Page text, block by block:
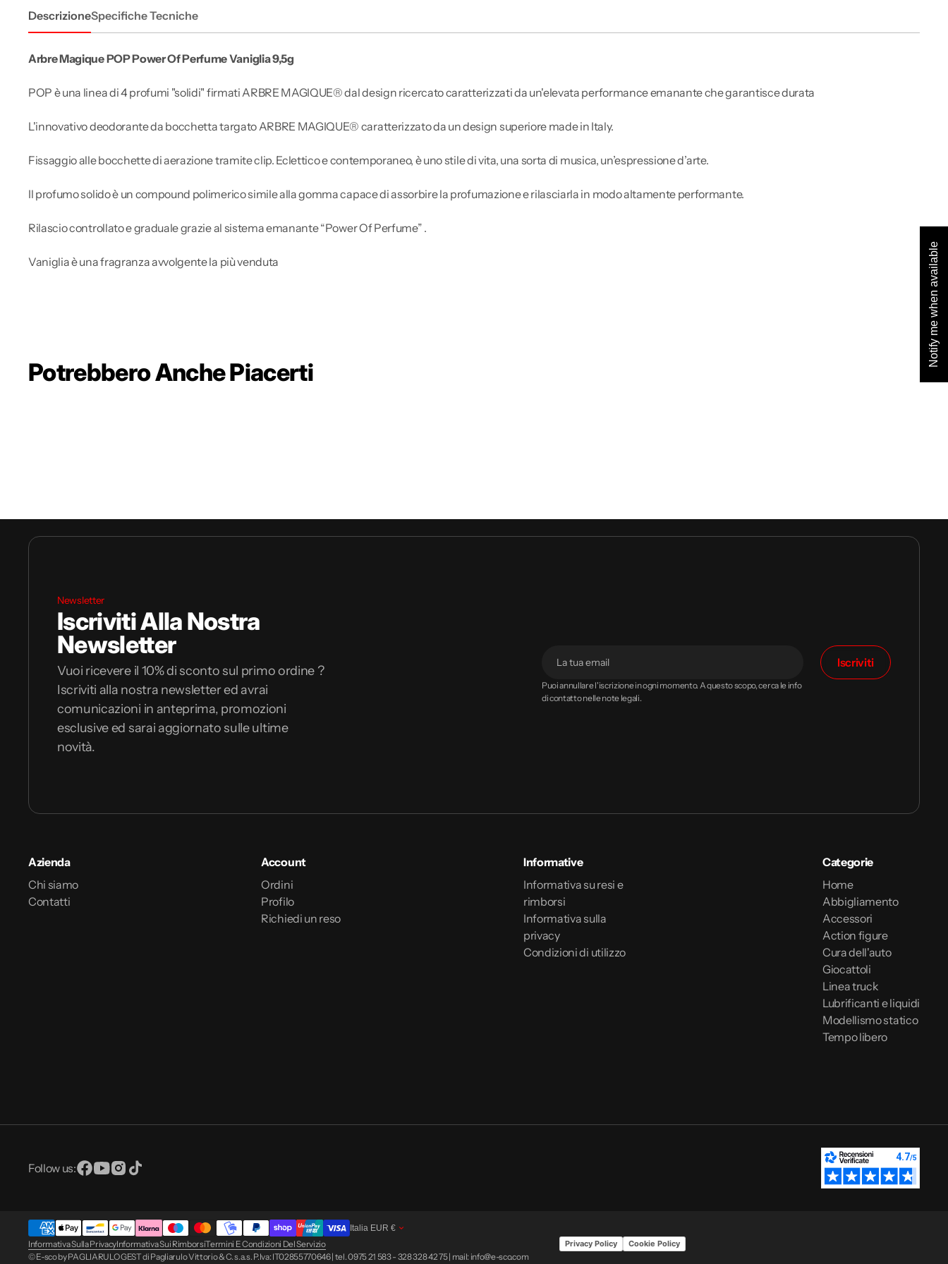
DescrizioneSpecifiche Tecniche
Arbre Magique POP Power Of Perfume Vaniglia 9,5g
POP è una linea di 4 profumi "solidi" firmati ARBRE MAGIQUE® dal design ricercato caratterizzati da un'elevata performance emanante che garantisce durata
L'innovativo deodorante da bocchetta targato ARBRE MAGIQUE® caratterizzato da un design superiore made in Italy.
Fissaggio alle bocchette di aerazione tramite clip. Eclettico e contemporaneo, è uno stile di vita, una sorta di musica, un’espressione d’arte.
Il profumo solido è un compound polimerico simile alla gomma capace di assorbire la profumazione e rilasciarla in modo altamente performante.
Rilascio controllato e graduale grazie al sistema emanante “Power Of Perfume” .
Vaniglia è una fragranza avvolgente la più venduta
Potrebbero Anche Piacerti
Newsletter
Iscriviti Alla Nostra
Newsletter
Vuoi ricevere il 10% di sconto sul primo ordine ?
Iscriviti alla nostra newsletter ed avrai
comunicazioni in anteprima, promozioni
esclusive ed sarai aggiornato sulle ultime
novità.
Il
tuo
Iscriviti
Puoi annullare l'iscrizione in ogni momento. A questo scopo, cerca le info
di contatto nelle note legali.
Azienda
Chi siamo
Contatti
Account
Ordini
Profilo
Richiedi un reso
Informative
Informativa su resi e
rimborsi
Informativa sulla
privacy
Condizioni di utilizzo
Categorie
Home
Abbigliamento
Accessori
Action figure
Cura dell'auto
Giocattoli
Linea truck
Lubrificanti e liquidi
Modellismo statico
Tempo libero
Follow us:
Facebook
YouTube
Instagram
TikTok
Italia EUR €
Informativa Sulla PrivacyInformativa Sui RimborsiTermini E Condizioni Del Servizio Privacy Policy Cookie Policy
© E-sco by PAGLIARULO GEST di Pagliarulo Vittorio & C. s.a.s. P.Iva: IT02855770646 | tel. 0975 21 583 - 328 328 42 75 | mail: info@e-sco.com
Notify me when available